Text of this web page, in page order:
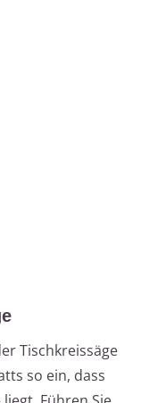
Tischkreissäge
so ein, dass